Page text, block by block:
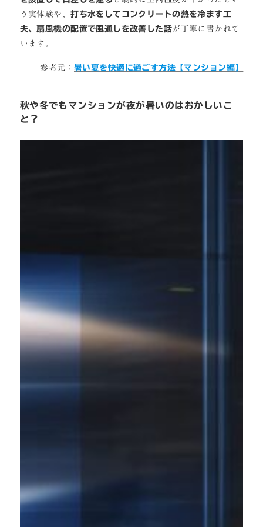
う実体験や、打ち水をしてコンクリートの熱を冷ます工
夫、扇風機の配置で風通しを改善した話が丁寧に書かれて
います。
参考元： 暑い夏を快適に過ごす方法【マンション編】
秋や冬でもマンションが夜が暑いのはおかしいこ
と？